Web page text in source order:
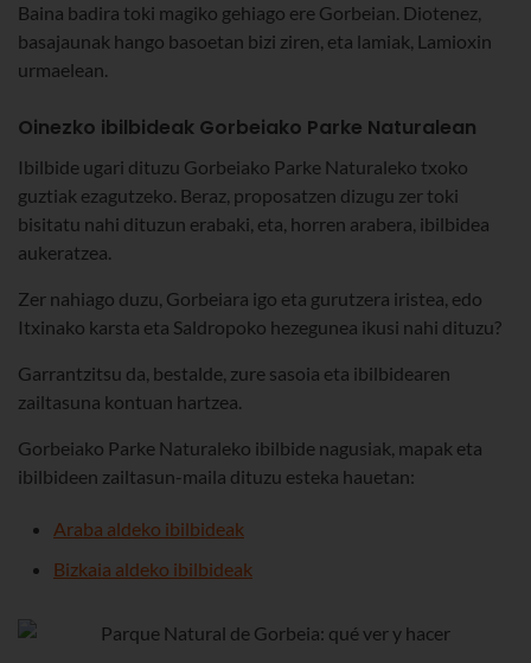
Baina badira toki magiko gehiago ere Gorbeian. Diotenez,
basajaunak hango basoetan bizi ziren, eta lamiak, Lamioxin
urmaelean.
Oinezko ibilbideak Gorbeiako Parke Naturalean
Ibilbide ugari dituzu Gorbeiako Parke Naturaleko txoko
guztiak ezagutzeko. Beraz, proposatzen dizugu zer toki
bisitatu nahi dituzun erabaki, eta, horren arabera, ibilbidea
aukeratzea.
Zer nahiago duzu, Gorbeiara igo eta gurutzera iristea, edo
Itxinako karsta eta Saldropoko hezegunea ikusi nahi dituzu?
Garrantzitsu da, bestalde, zure sasoia eta ibilbidearen
zailtasuna kontuan hartzea.
Gorbeiako Parke Naturaleko ibilbide nagusiak, mapak eta
ibilbideen zailtasun-maila dituzu esteka hauetan:
Araba aldeko ibilbideak
Bizkaia aldeko ibilbideak